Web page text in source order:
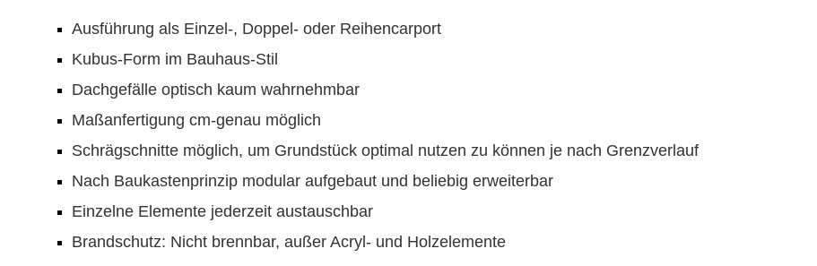
Ausführung als Einzel-, Doppel- oder Reihencarport
Kubus-Form im Bauhaus-Stil
Dachgefälle optisch kaum wahrnehmbar
Maßanfertigung cm-genau möglich
Schrägschnitte möglich, um Grundstück optimal nutzen zu können je nach Grenzverlauf
Nach Baukastenprinzip modular aufgebaut und beliebig erweiterbar
Einzelne Elemente jederzeit austauschbar
Brandschutz: Nicht brennbar, außer Acryl- und Holzelemente